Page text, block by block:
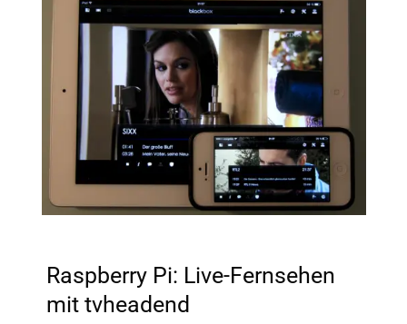
Raspberry Pi: Live-Fernsehen
mit tvheadend